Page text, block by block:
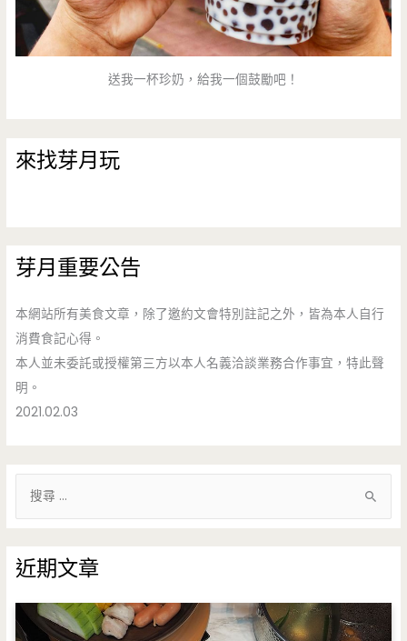
送我一杯珍奶，給我一個鼓勵吧！
來找芽月玩
芽月重要公告
本網站所有美食文章，除了邀約文會特別註記之外，皆為本人自行
消費食記心得。
本人並未委託或授權第三方以本人名義洽談業務合作事宜，特此聲
明。
2021.02.03
鍵
字
:
近期文章